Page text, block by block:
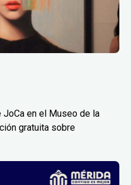
JoCa en el Museo de la
gratuita sobre